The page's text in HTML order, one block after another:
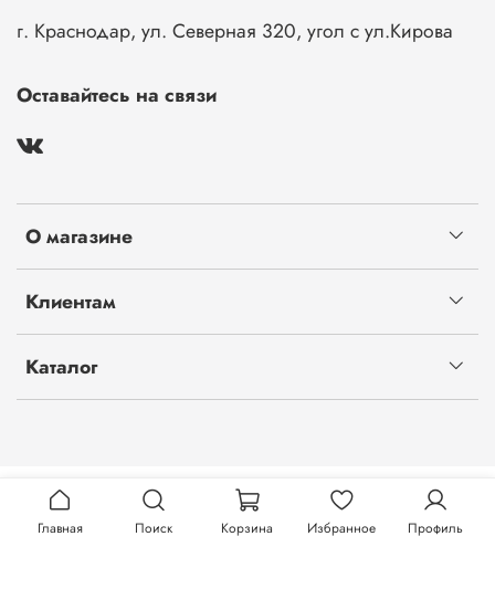
О магазине
Клиентам
Каталог
г. Краснодар, ул. Северная 320, угол с ул.Кирова
Оставайтесь на связи
Главная Поиск Корзина Избранное Профиль